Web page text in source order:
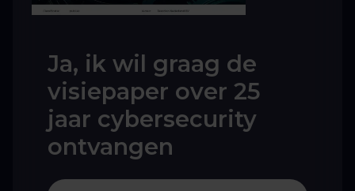
Ja, ik wil graag de
visiepaper over 25
jaar cybersecurity
ontvangen